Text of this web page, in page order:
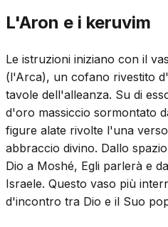
L'Aron e i keruvim
Le istruzioni iniziano con il
(l'Arca), un cofano rivestito
tavole dell'alleanza. Su di
d'oro massiccio sormontato
figure alate rivolte l'una
abbraccio divino. Dallo
Dio a Moshé, Egli parlerà e
Israele. Questo vaso più
d'incontro tra Dio e il Suo